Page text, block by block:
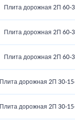
Плита дорожная 2П 60-
Плита дорожная 2П 60-
Плита дорожная 2П 60-
Плита дорожная 2П 30-
Плита дорожная 2П 30-